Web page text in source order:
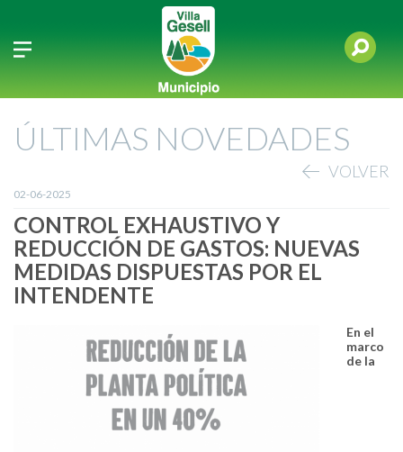
ÚLTIMAS NOVEDADES
VOLVER
02-06-2025
CONTROL EXHAUSTIVO Y
REDUCCIÓN DE GASTOS: NUEVAS
MEDIDAS DISPUESTAS POR EL
INTENDENTE
En el
marco
de la